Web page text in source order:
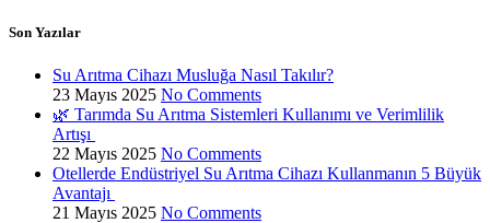
Son Yazılar
Su Arıtma Cihazı Musluğa Nasıl Takılır?
23 Mayıs 2025 No Comments
🌿 Tarımda Su Arıtma Sistemleri Kullanımı ve Verimlilik
Artışı
22 Mayıs 2025 No Comments
Otellerde Endüstriyel Su Arıtma Cihazı Kullanmanın 5 Büyük
Avantajı
21 Mayıs 2025 No Comments